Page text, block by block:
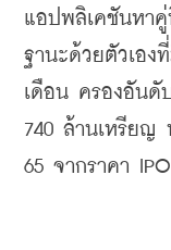
แอปพลิเคชันหาคู่
ฐานะด้วยตัวเอง
เดือน ครองอันดั
740 ล้านเหรียญ
65 จากราคา IPO